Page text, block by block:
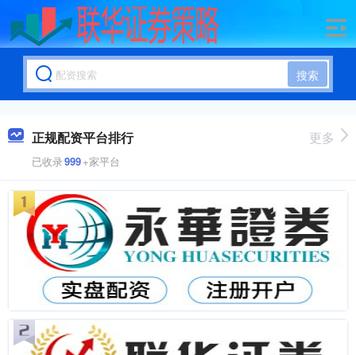
搜索
正规配资平台排行
已收录999+家平台
更多